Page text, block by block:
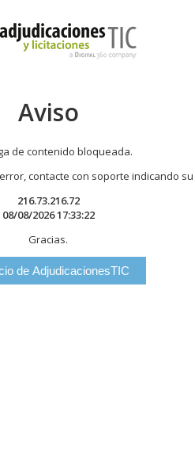
Aviso
de contenido bloqueada.
contacte con soporte indicando su
216.73.216.72
08/08/2026 17:33:22
Gracias.